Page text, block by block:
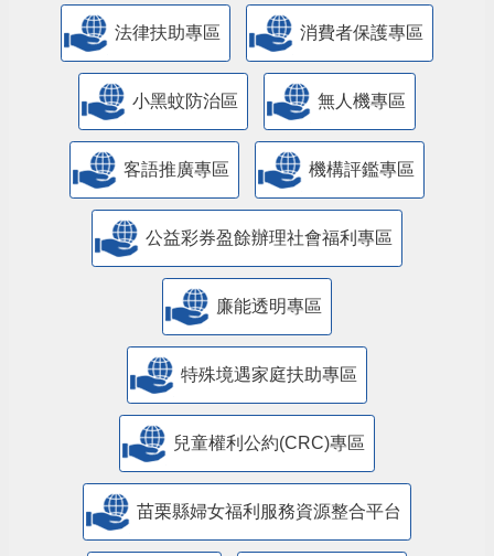
法律扶助專區 消費者保護專區
小黑蚊防治區 無人機專區
客語推廣專區 機構評鑑專區
公益彩券盈餘辦理社會福利專區
廉能透明專區
特殊境遇家庭扶助專區
兒童權利公約(CRC)專區
苗栗縣婦女福利服務資源整合平台